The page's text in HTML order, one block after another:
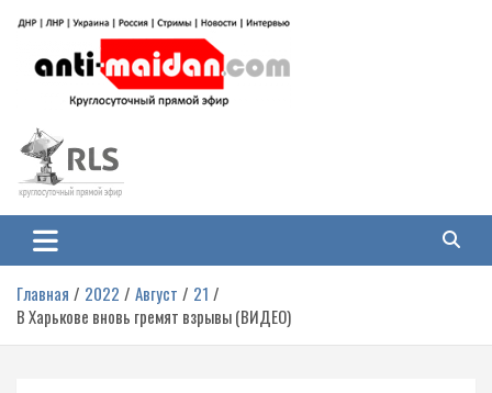
содержимому
Антимайдан: Гражданская война
на Украине
гражданской войне на Украине, включая события в Новороссии, ДНР,
ЛНР и других регионах.
Главная 2022 Август
21
В Харькове вновь гремят взрывы (ВИДЕО)